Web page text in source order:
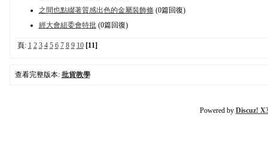
之間也點綴著質感出色的金屬裝飾條(0篇回復)
經大會組委會特批(0篇回復)
頁: 1 2 3 4 5 6 7 8 9 10 [11]
查看完整版本: 批貨教學
Powered by Discuz!